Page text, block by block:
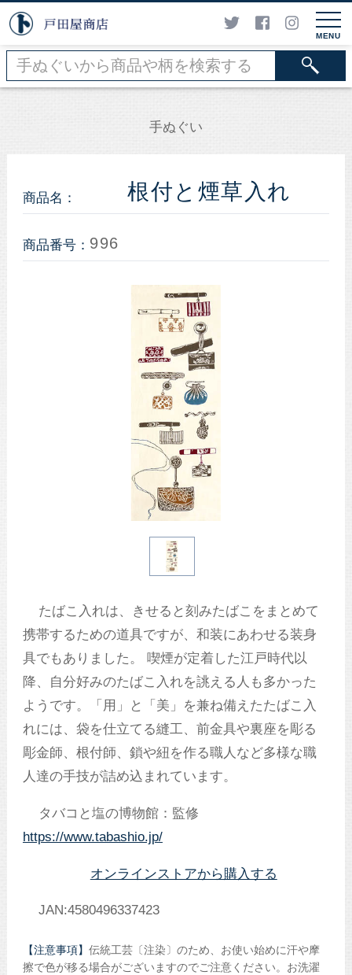
MENU
手ぬぐい
商品名： 根付と煙草入れ
商品番号： 996
たばこ入れは、きせると刻みたばこをまとめて
携帯するための道具ですが、和装にあわせる装身
具でもありました。 喫煙が定着した江戸時代以
降、自分好みのたばこ入れを誂える人も多かった
ようです。「用」と「美」を兼ね備えたたばこ入
れには、袋を仕立てる縫工、前金具や裏座を彫る
彫金師、根付師、鎖や紐を作る職人など多様な職
人達の手技が詰め込まれています。
タバコと塩の博物館：監修
https://www.tabashio.jp/
オンラインストアから購入する
JAN:4580496337423
【注意事項】 伝統工芸〔注染〕のため、お使い始めに汗や摩
擦で色が移る場合がございますのでご注意ください。お洗濯